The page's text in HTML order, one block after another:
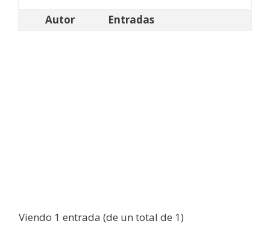
Autor Entradas
Viendo 1 entrada (de un total de 1)